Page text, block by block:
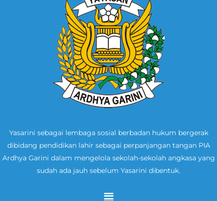
Yasarini sebagai lembaga sosial berbadan hukum bergerak
dibidang pendidikan lahir sebagai perpanjangan tangan PIA
Ardhya Garini dalam mengelola sekolah-sekolah angkasa yang
sudah ada jauh sebelum Yasarini dibentuk.
Menu